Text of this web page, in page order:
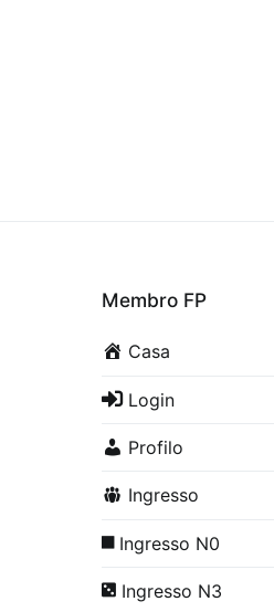
Membro FP
Casa
Login
Profilo
Ingresso
Ingresso N0
Ingresso N3